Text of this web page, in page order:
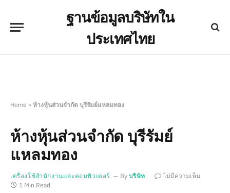
ฐานข้อมูลบริษัทใน
ประเทศไทย
Home » ห้างหุ้นส่วนจำกัด บุรีรัมย์แหลมทอง
ห้างหุ้นส่วนจำกัด บุรีรัมย์
แหลมทอง
เครื่องใช้สำนักงานและคอมพิวเตอร์ By บริษัท
ไม่มีความเห็น
1 Min Read